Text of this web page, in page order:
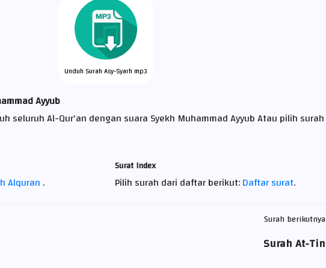
Unduh Surah Asy-Syarh mp3
Ayyub
seluruh Al-Qur'an dengan suara Syekh Muhammad Ayyub Atau pilih surah
Alquran .
Surat Index
Pilih surah dari daftar berikut:Daftar surat.
Surah berikutnya
Surah At-Tin